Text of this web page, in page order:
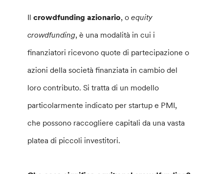
Ilcrowdfunding azionario, oequity
crowdfunding, è una modalità in cui i
finanziatori ricevono quote di partecipazione o
azioni della società finanziata in cambio del
loro contributo. Si tratta di un modello
particolarmente indicato per startup e PMI,
che possono raccogliere capitali da una vasta
platea di piccoli investitori.